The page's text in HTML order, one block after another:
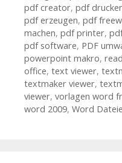
pdf creator, pdf
pdf erzeugen, pdf
machen, pdf printer,
pdf software, PDF
powerpoint makro,
office, text viewer,
textmaker viewer,
viewer, vorlagen word
word 2009, Word